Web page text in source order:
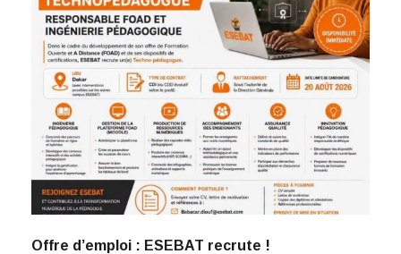
Offre d’emploi : ESEBAT recrute !